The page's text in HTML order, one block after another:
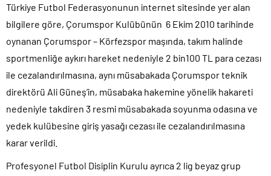
Türkiye Futbol Federasyonunun internet sitesinde yer alan
bilgilere göre, Çorumspor Kulübünün 6 Ekim 2010 tarihinde
oynanan Çorumspor – Körfezspor maşında, takım halinde
sportmenliğe aykırı hareket nedeniyle 2 bin100 TL para cezası
ile cezalandırılmasına, aynı müsabakada Çorumspor teknik
direktörü Ali Güneş’in, müsabaka hakemine yönelik hakareti
nedeniyle takdiren 3 resmi müsabakada soyunma odasına ve
yedek kulübesine giriş yasağı cezası ile cezalandırılmasına
karar verildi.
Profesyonel Futbol Disiplin Kurulu ayrıca 2 lig beyaz grup